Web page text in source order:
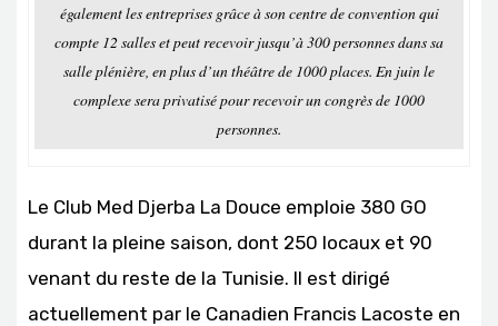
également les entreprises grâce à son centre de convention qui
compte 12 salles et peut recevoir jusqu’à 300 personnes dans sa
salle plénière, en plus d’un théâtre de 1000 places. En juin le
complexe sera privatisé pour recevoir un congrès de 1000
personnes.
Le Club Med Djerba La Douce emploie 380 GO
durant la pleine saison, dont 250 locaux et 90
venant du reste de la Tunisie. Il est dirigé
actuellement par le Canadien Francis Lacoste en